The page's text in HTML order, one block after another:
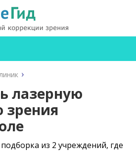
лазерную
зрения
из 2 учреждений, где